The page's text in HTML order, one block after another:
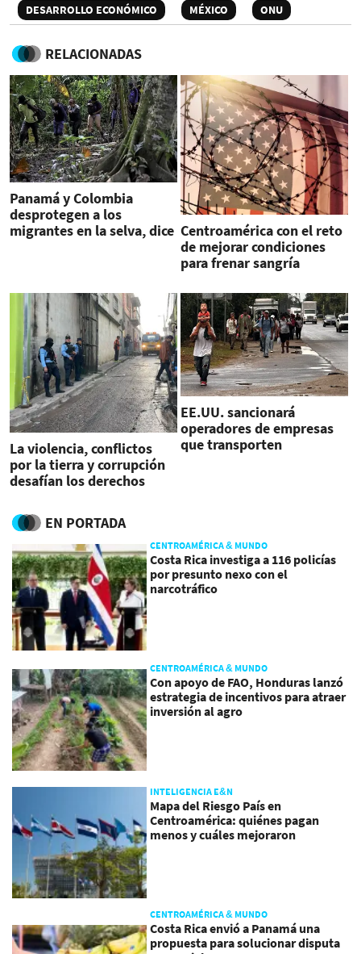
DESARROLLO ECONÓMICO
MÉXICO ONU
RELACIONADAS
Panamá y Colombia
desprotegen a los
migrantes en la selva, dice Centroamérica con el reto
de mejorar condiciones
para frenar sangría
La violencia, conflictos
por la tierra y corrupción
desafían los derechos
EE.UU. sancionará
operadores de empresas
que transporten
EN PORTADA
CENTROAMÉRICA & MUNDO
Costa Rica investiga a 116 policías
por presunto nexo con el
narcotráfico
CENTROAMÉRICA & MUNDO
Con apoyo de FAO, Honduras lanzó
estrategia de incentivos para atraer
inversión al agro
INTELIGENCIA E&N
Mapa del Riesgo País en
Centroamérica: quiénes pagan
menos y cuáles mejoraron
CENTROAMÉRICA & MUNDO
Costa Rica envió a Panamá una
propuesta para solucionar disputa